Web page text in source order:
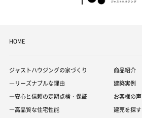
HOME
ジャストハウジングの家づくり
―リーズナブルな理由
―安心と信頼の定期点検・保証
―高品質な住宅性能
商品紹介
建築実例
お客様の声
建売を探す